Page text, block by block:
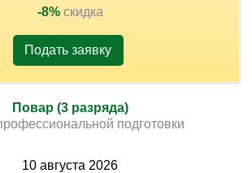
-8% скидка
Подать заявку
Повар (3 разряда)
подготовки
10 августа 2026